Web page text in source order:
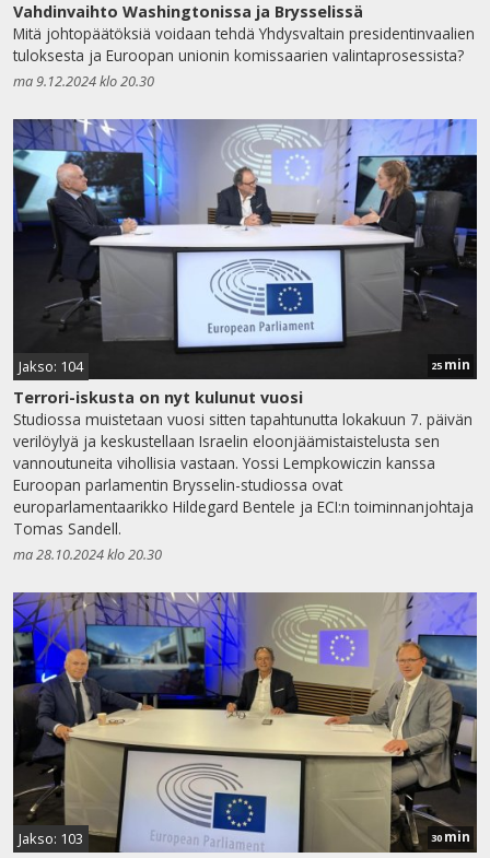
Vahdinvaihto Washingtonissa ja Brysselissä
Mitä johtopäätöksiä voidaan tehdä Yhdysvaltain presidentinvaalien
tuloksesta ja Euroopan unionin komissaarien valintaprosessista?
ma 9.12.2024 klo 20.30
Jakso: 104 25 min
Terrori-iskusta on nyt kulunut vuosi
Studiossa muistetaan vuosi sitten tapahtunutta lokakuun 7. päivän
verilöylyä ja keskustellaan Israelin eloonjäämistaistelusta sen
vannoutuneita vihollisia vastaan. Yossi Lempkowiczin kanssa
Euroopan parlamentin Brysselin-studiossa ovat
europarlamentaarikko Hildegard Bentele ja ECI:n toiminnanjohtaja
Tomas Sandell.
ma 28.10.2024 klo 20.30
Jakso: 103 30 min